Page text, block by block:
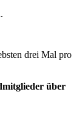
drei Mal pro
über